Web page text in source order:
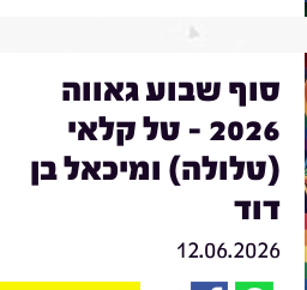
סוף שבוע גאווה
2026 - טל קלאי
(טלולה) ומיכאל בן
דוד
12.06.2026